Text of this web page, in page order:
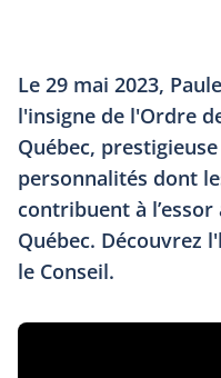
Le 29 mai 2023,
l'insigne de l'Ordre
Québec,
personnalités dont
contribuent à
Québec. Découvrez
le Conseil.